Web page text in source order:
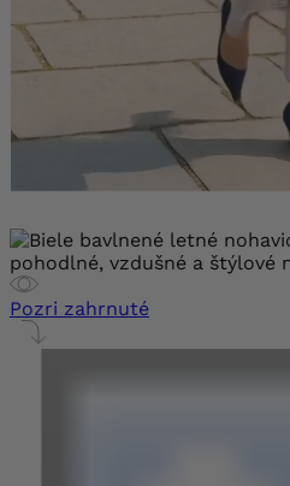
Pozri zahrnuté